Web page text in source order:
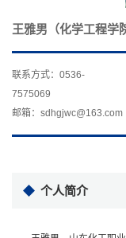
王雅男（化学工程学
联系方式：0536-
7575069
邮箱：sdhgjwc@163.com
个人简介